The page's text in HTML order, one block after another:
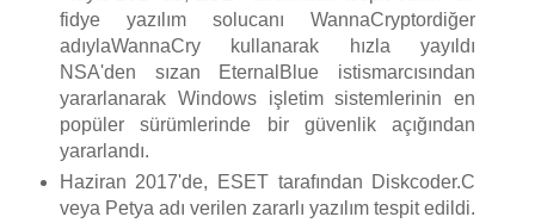
fidye yazılım solucanı WannaCryptordiğer
adıylaWannaCry kullanarak hızla yayıldı
NSA'den sızan EternalBlue istismarcısından
yararlanarak Windows işletim sistemlerinin en
popüler sürümlerinde bir güvenlik açığından
yararlandı.
Haziran 2017'de, ESET tarafından Diskcoder.C
veya Petya adı verilen zararlı yazılım tespit edildi.